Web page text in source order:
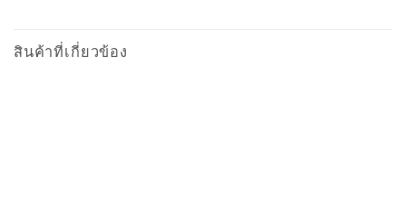
สินค้าที่เกี่ยวข้อง